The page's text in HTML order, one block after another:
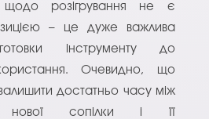
щодо розігрування не є
– це дуже важлива
інструменту до
Очевидно, що
достатньо часу між
нової сопілки і її